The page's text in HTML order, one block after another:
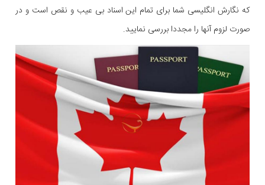
که نگارش انگلیسی شما برای تمام این اسناد بی عیب و نقص است و در
صورت لزوم آنها را مجددا بررسی نمایید.